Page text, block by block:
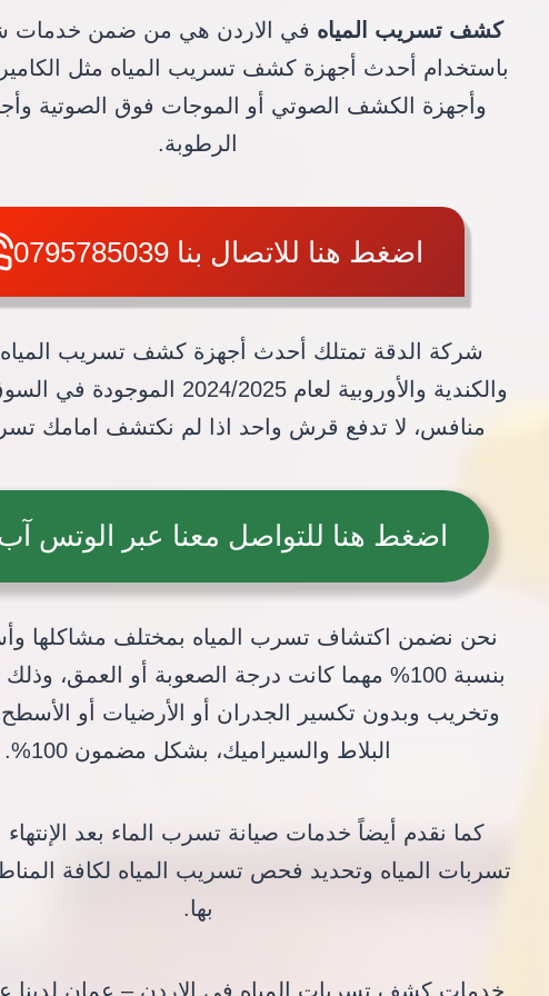
كشف تسريب المياه في الاردن هي من ضمن خدمات
باستخدام أحدث أجهزة كشف تسريب المياه مثل
وأجهزة الكشف الصوتي أو الموجات فوق الصوتية
الرطوبة.
اضغط هنا للاتصال بنا 0795785039
شركة الدقة تمتلك أحدث أجهزة كشف تسريب المياه
والكندية والأوروبية لعام 2024/2025
منافس، لا تدفع قرش واحد اذا لم نكتشف امامك
اضغط هنا للتواصل معنا عبر الوتس
نحن نضمن اكتشاف تسرب المياه بمختلف مشاكلها
بنسبة 100% مهما كانت درجة الصعوبة أو العمق،
وتخريب وبدون تكسير الجدران أو الأرضيات أو
البلاط والسيراميك، بشكل مضمون 100%.
كما نقدم أيضاً خدمات صيانة تسرب الماء بعد
تسربات المياه وتحديد فحص تسريب المياه لكافة
بها.